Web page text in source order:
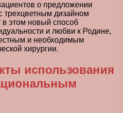
о предложении
трехцветным дизайном
в этом новый способ
и любви к Родине,
и необходимым
хирургии.
использования